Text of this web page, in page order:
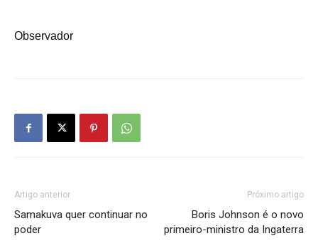
Observador
Artigo anterior
Samakuva quer continuar no
poder
Próximo artigo
Boris Johnson é o novo
primeiro-ministro da Ingaterra